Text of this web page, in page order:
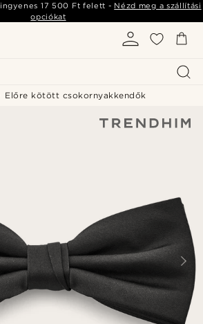
ingyenes 17 500 Ft felett - Nézd meg a szállítási
opciókat
Előre kötött csokornyakkendők